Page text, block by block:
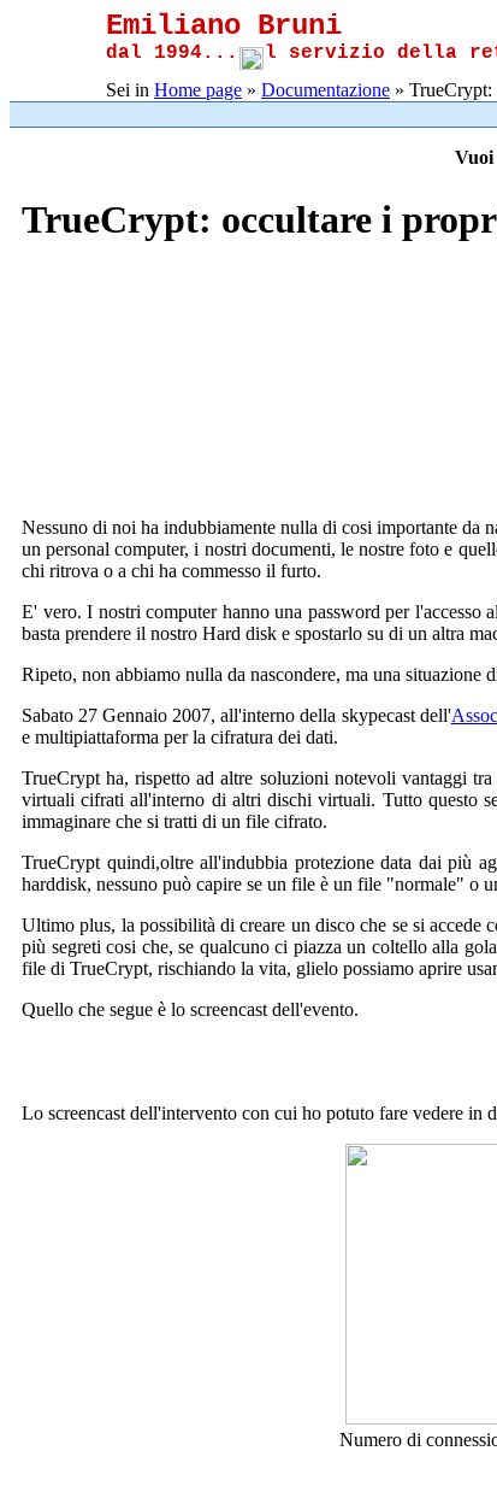
Emiliano Bruni
dal 1994... l servizio della
Sei in Home page » Documentazione »
Vuoi
TrueCrypt: occultare i
Nessuno di noi ha indubbiamente nulla di cosi importante da
un personal computer, i nostri documenti, le nostre foto e
chi ritrova o a chi ha commesso il furto.
E' vero. I nostri computer hanno una password per l'accesso
basta prendere il nostro Hard disk e spostarlo su di un altra
Ripeto, non abbiamo nulla da nascondere, ma una situazione
Sabato 27 Gennaio 2007, all'interno della skypecast dell'
e multipiattaforma per la cifratura dei dati.
TrueCrypt ha, rispetto ad altre soluzioni notevoli vantaggi
virtuali cifrati all'interno di altri dischi virtuali. Tutto questo
immaginare che si tratti di un file cifrato.
TrueCrypt quindi,oltre all'indubbia protezione data dai più
harddisk, nessuno può capire se un file è un file "normale" o
Ultimo plus, la possibilità di creare un disco che se si
più segreti cosi che, se qualcuno ci piazza un coltello alla
file di TrueCrypt, rischiando la vita, glielo possiamo aprire
Quello che segue è lo screencast dell'evento.
Lo screencast dell'intervento con cui ho potuto fare vedere in
Numero di